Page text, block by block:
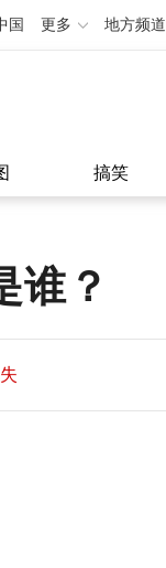
国 更多 地方频道
搞笑
谁？